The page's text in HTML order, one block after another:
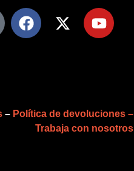
– Política de devoluciones –
Trabaja con nosotros